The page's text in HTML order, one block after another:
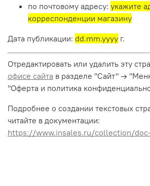
по почтовому адресу: укажите
корреспонденции магазину
Дата публикации: dd.mm.yyyy г.
Отредактировать или удалить эту
офисе сайта в разделе "Сайт" →
"Оферта и политика
Подробнее о создании текстовых
читайте в документации:
https://www.insales.ru/collection/